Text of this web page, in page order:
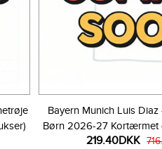
Bayern Munich Luis
Børn 2026-27 Kortærmet
219.40DKK